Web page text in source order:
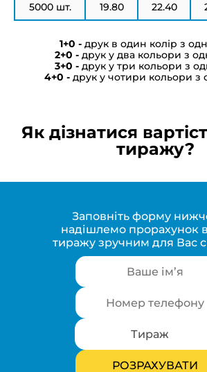
5000 шт. 19.80 22.40
друк в один колір з
друк у два кольори з
друк у три кольори з
друк у чотири кольори з
Як дізнатися
тиражу?
Заповніть форму
надішлемо прорахунок
тиражу зручним для Вас